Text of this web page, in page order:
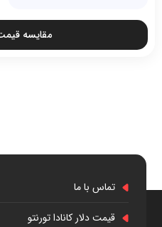
مقایسه
تماس با ما
قیمت دلار کانادا تورنتو